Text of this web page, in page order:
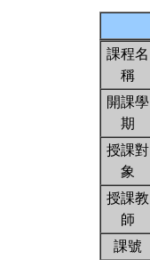
課程名
稱
開課學
期
授課對
象
授課教
師
課號